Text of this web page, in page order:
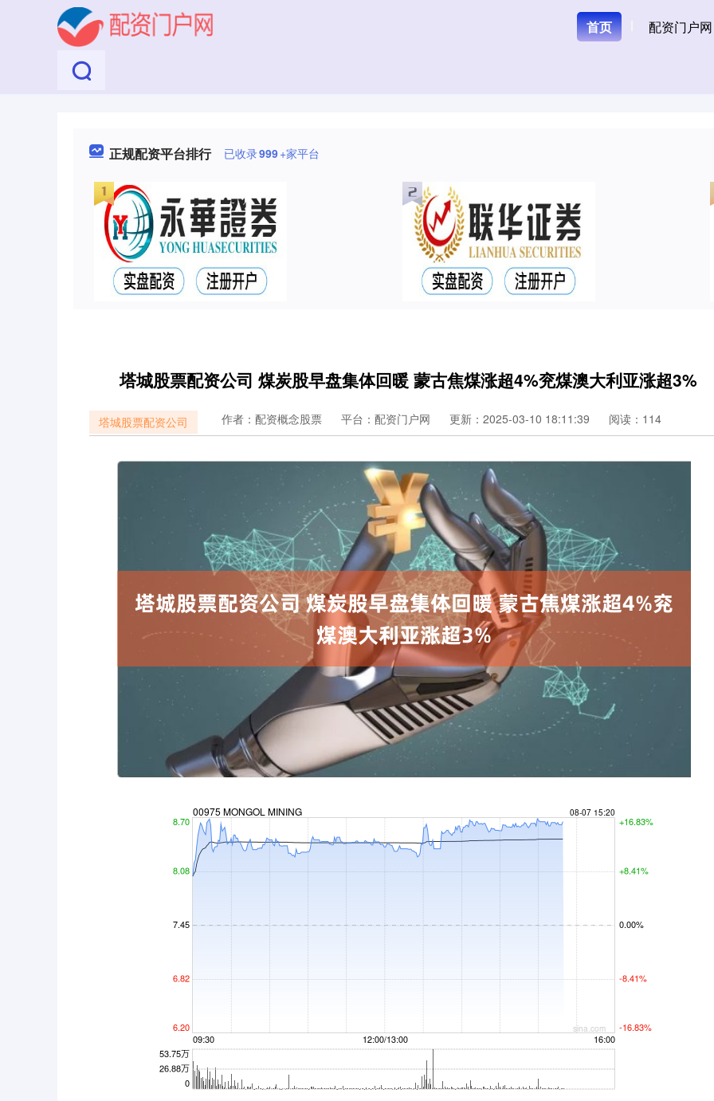
首页 配资门户网
正规配资平台排行 已收录999+家平台
塔城股票配资公司 煤炭股早盘集体回暖 蒙古焦煤涨超4%兖煤澳大利亚涨超3%
塔城股票配资公司 作者：配资概念股票 平台：配资门户网 更新：2025-03-10 18:11:39 阅读：114